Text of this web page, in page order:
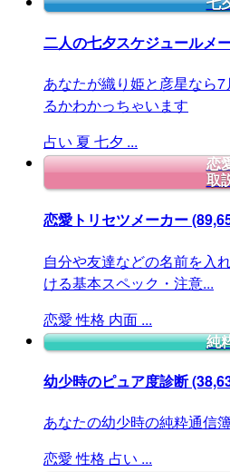
二人の七夕スケジュールメ
あなたが織り姫と彦星なら
るかわかっちゃいます
占い 夏 七夕 ...
恋
取
恋愛トリセツメーカー
自分や友達などの名前を入
ける基本スペック・注意...
恋愛 性格 内面 ...
純
幼少時のピュア度診断
あなたの幼少時の純粋通信
恋愛 性格 占い ...